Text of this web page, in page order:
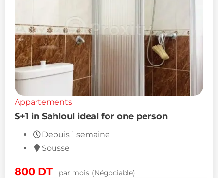
Appartements
S+1 in Sahloul ideal for one person
Depuis 1 semaine
Sousse
800 DT par mois (Négociable)